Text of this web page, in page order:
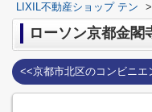
LIXIL不動産ショップ テン >
ローソン京都金閣
<<京都市北区のコンビニエ